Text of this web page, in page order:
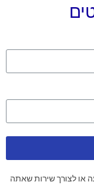
או לצורך שירות שאתה